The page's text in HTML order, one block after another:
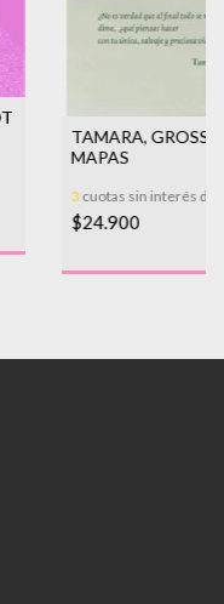
TAMARA,
MAPAS
3cuotas sin interés de
$24.900